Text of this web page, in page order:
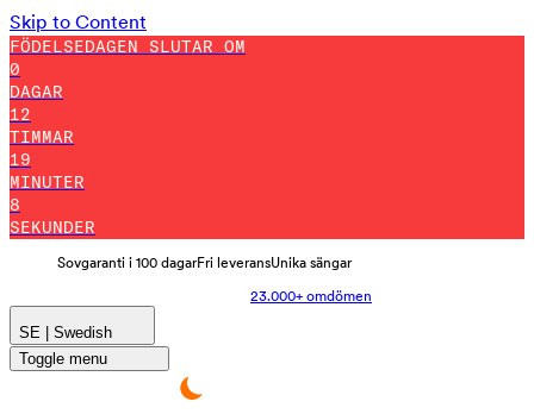
Skip to Content
FÖDELSEDAGEN SLUTAR OM
0
DAGAR
12
TIMMAR
19
MINUTER
2
SEKUNDER
Sovgaranti i 100 dagarFri leveransUnika sängar
23.000+ omdömen
SE | Swedish
Toggle menu